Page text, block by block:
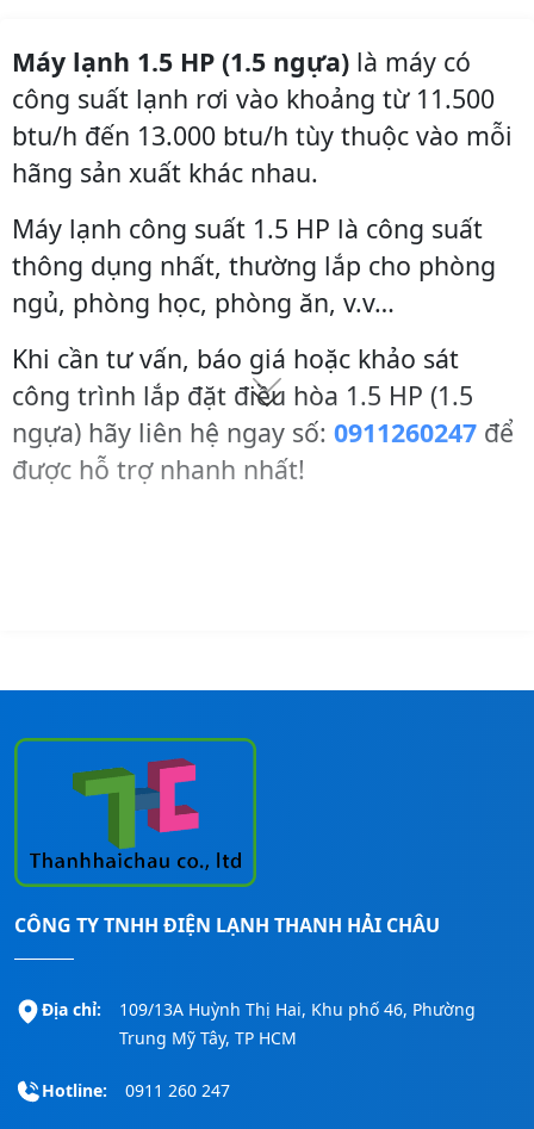
Máy lạnh 1.5 HP (1.5 ngựa) là máy có
công suất lạnh rơi vào khoảng từ 11.500
btu/h đến 13.000 btu/h tùy thuộc vào mỗi
hãng sản xuất khác nhau.
Máy lạnh công suất 1.5 HP là công suất
thông dụng nhất, thường lắp cho phòng
ngủ, phòng học, phòng ăn, v.v…
Khi cần tư vấn, báo giá hoặc khảo sát
công trình lắp đặt điều hòa 1.5 HP (1.5
ngựa) hãy liên hệ ngay số: 0911260247 để
được hỗ trợ nhanh nhất!
CÔNG TY TNHH ĐIỆN LẠNH THANH HẢI CHÂU
Địa chỉ:
109/13A Huỳnh Thị Hai, Khu phố 46, Phường
Trung Mỹ Tây, TP HCM
Hotline: 0911 260 247